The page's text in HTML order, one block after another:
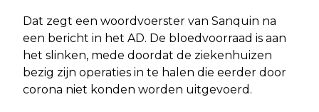
Dat zegt een woordvoerster van Sanquin na
een bericht in het AD. De bloedvoorraad is aan
het slinken, mede doordat de ziekenhuizen
bezig zijn operaties in te halen die eerder door
corona niet konden worden uitgevoerd.